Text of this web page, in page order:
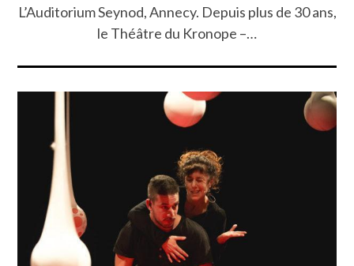
L’Auditorium Seynod, Annecy. Depuis plus de 30 ans,
le Théâtre du Kronope –…